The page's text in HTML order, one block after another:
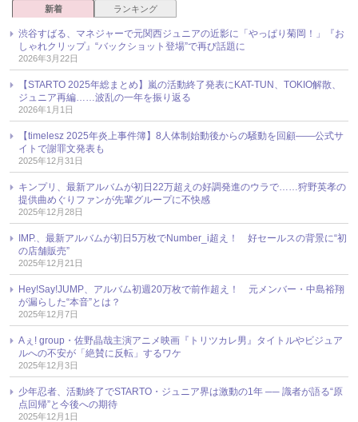
新着 ランキング
渋谷すばる、マネジャーで元関西ジュニアの近影に「やっぱり菊岡！」『お
しゃれクリップ』“バックショット登場”で再び話題に
2026年3月22日
【STARTO 2025年総まとめ】嵐の活動終了発表にKAT-TUN、TOKIO解散、
ジュニア再編……波乱の一年を振り返る
2026年1月1日
【timelesz 2025年炎上事件簿】8人体制始動後からの騒動を回顧――公式サ
イトで謝罪文発表も
2025年12月31日
キンプリ、最新アルバムが初日22万超えの好調発進のウラで……狩野英孝の
提供曲めぐりファンが先輩グループに不快感
2025年12月28日
IMP.、最新アルバムが初日5万枚でNumber_i超え！ 好セールスの背景に“初
の店舗販売”
2025年12月21日
Hey!Say!JUMP、アルバム初週20万枚で前作超え！ 元メンバー・中島裕翔
が漏らした“本音”とは？
2025年12月7日
Aぇ! group・佐野晶哉主演アニメ映画『トリツカレ男』タイトルやビジュア
ルへの不安が「絶賛に反転」するワケ
2025年12月3日
少年忍者、活動終了でSTARTO・ジュニア界は激動の1年 ── 識者が語る“原
点回帰”と今後への期待
2025年12月1日